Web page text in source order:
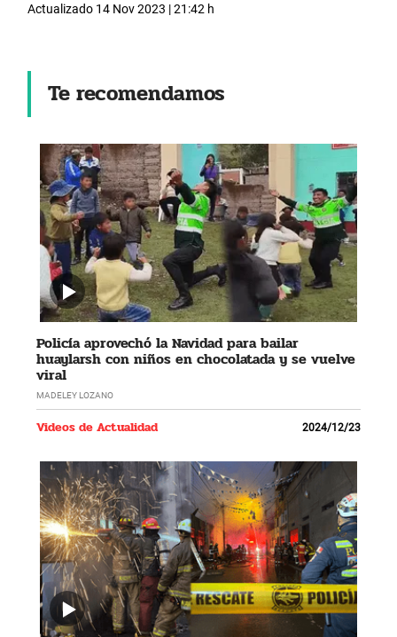
Actualizado 14 Nov 2023 | 21:42 h
Te recomendamos
Policía aprovechó la Navidad para bailar
huaylarsh con niños en chocolatada y se vuelve
viral
MADELEY LOZANO
Videos de Actualidad 2024/12/23